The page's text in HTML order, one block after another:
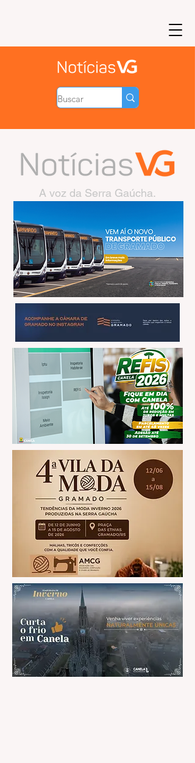
A voz da Serra Gaúcha.